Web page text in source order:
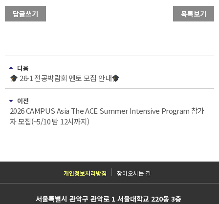
답글쓰기 목록보기
다음
26-1 전공박람회 멘토 모집 안내
이전
2026 CAMPUS Asia The ACE Summer Intensive Program 참가
자 모집(~5/10 밤 12시까지)
개인정보처리방침 찾아오시는 길
서울특별시 관악구 관악로 1 서울대학교 220동 3층